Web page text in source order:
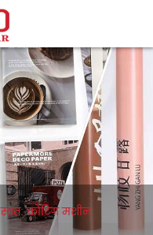
स्वत: कोटिंग मशीन